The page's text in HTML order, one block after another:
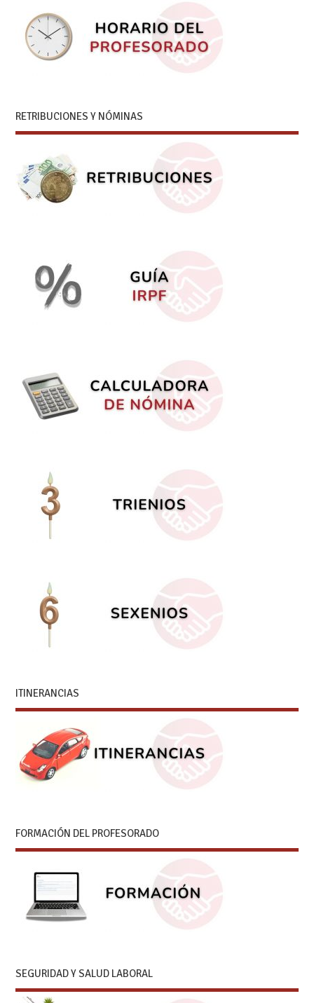
RETRIBUCIONES Y NÓMINAS
ITINERANCIAS
FORMACIÓN DEL PROFESORADO
SEGURIDAD Y SALUD LABORAL